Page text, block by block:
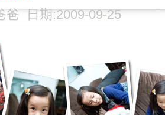
爸 日期:2009-09-25